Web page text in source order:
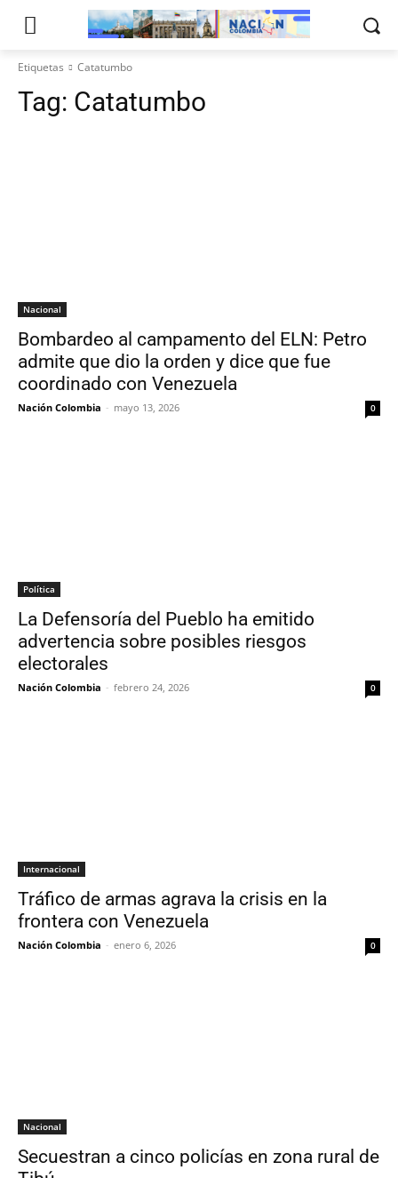
Etiquetas Catatumbo
Tag: Catatumbo
Nacional
Bombardeo al campamento del ELN: Petro
admite que dio la orden y dice que fue
coordinado con Venezuela
Nación Colombia - mayo 13, 2026 0
Política
La Defensoría del Pueblo ha emitido
advertencia sobre posibles riesgos
electorales
Nación Colombia - febrero 24, 2026 0
Internacional
Tráfico de armas agrava la crisis en la
frontera con Venezuela
Nación Colombia - enero 6, 2026 0
Nacional
Secuestran a cinco policías en zona rural de